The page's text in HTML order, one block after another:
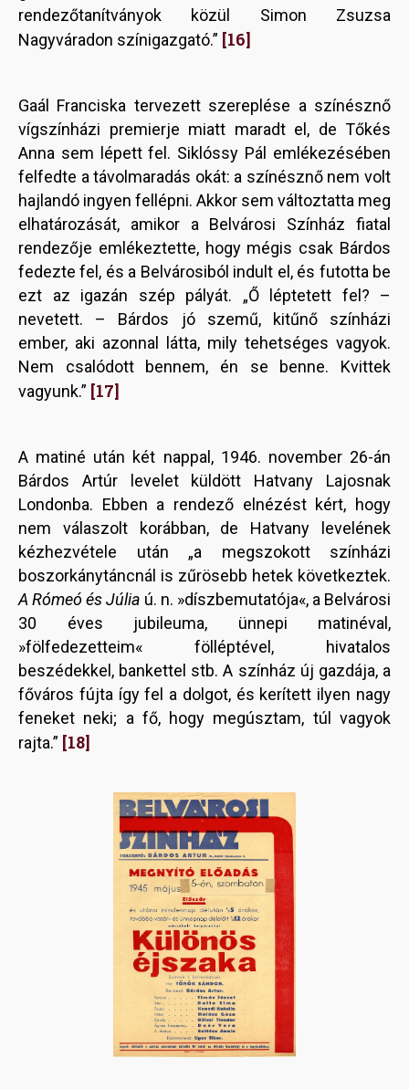
rendezőtanítványok közül Simon Zsuzsa
Nagyváradon színigazgató.” [16]
Gaál Franciska tervezett szereplése a színésznő
vígszínházi premierje miatt maradt el, de Tőkés
Anna sem lépett fel. Siklóssy Pál emlékezésében
felfedte a távolmaradás okát: a színésznő nem volt
hajlandó ingyen fellépni. Akkor sem változtatta meg
elhatározását, amikor a Belvárosi Színház fiatal
rendezője emlékeztette, hogy mégis csak Bárdos
fedezte fel, és a Belvárosiból indult el, és futotta be
ezt az igazán szép pályát. „Ő léptetett fel? –
nevetett. – Bárdos jó szemű, kitűnő színházi
ember, aki azonnal látta, mily tehetséges vagyok.
Nem csalódott bennem, én se benne. Kvittek
vagyunk.” [17]
A matiné után két nappal, 1946. november 26-án
Bárdos Artúr levelet küldött Hatvany Lajosnak
Londonba. Ebben a rendező elnézést kért, hogy
nem válaszolt korábban, de Hatvany levelének
kézhezvétele után „a megszokott színházi
boszorkánytáncnál is zűrösebb hetek következtek.
A Rómeó és Júlia ú. n. »díszbemutatója«, a Belvárosi
30 éves jubileuma, ünnepi matinéval,
»fölfedezetteim« fölléptével, hivatalos
beszédekkel, bankettel stb. A színház új gazdája, a
főváros fújta így fel a dolgot, és kerített ilyen nagy
feneket neki; a fő, hogy megúsztam, túl vagyok
rajta.” [18]